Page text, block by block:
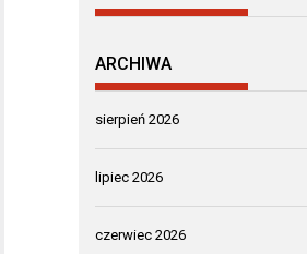
ARCHIWA
sierpień 2026
lipiec 2026
czerwiec 2026